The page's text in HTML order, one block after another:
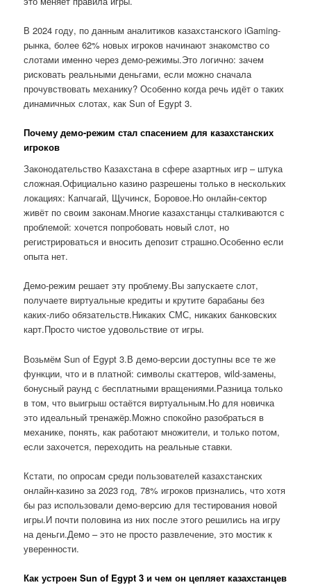
В 2024 году, по данным аналитиков казахстанского iGaming-
рынка, более 62% новых игроков начинают знакомство со
слотами именно через демо-режимы.Это логично: зачем
рисковать реальными деньгами, если можно сначала
прочувствовать механику? Особенно когда речь идёт о таких
динамичных слотах, как Sun of Egypt 3.
Почему демо-режим стал спасением для казахстанских
игроков
Законодательство Казахстана в сфере азартных игр – штука
сложная.Официально казино разрешены только в нескольких
локациях: Капчагай, Щучинск, Боровое.Но онлайн-сектор
живёт по своим законам.Многие казахстанцы сталкиваются с
проблемой: хочется попробовать новый слот, но
регистрироваться и вносить депозит страшно.Особенно если
опыта нет.
Демо-режим решает эту проблему.Вы запускаете слот,
получаете виртуальные кредиты и крутите барабаны без
каких-либо обязательств.Никаких СМС, никаких банковских
карт.Просто чистое удовольствие от игры.
Возьмём Sun of Egypt 3.В демо-версии доступны все те же
функции, что и в платной: символы скаттеров, wild-замены,
бонусный раунд с бесплатными вращениями.Разница только
в том, что выигрыш остаётся виртуальным.Но для новичка
это идеальный тренажёр.Можно спокойно разобраться в
механике, понять, как работают множители, и только потом,
если захочется, переходить на реальные ставки.
Кстати, по опросам среди пользователей казахстанских
онлайн-казино за 2023 год, 78% игроков признались, что хотя
бы раз использовали демо-версию для тестирования новой
игры.И почти половина из них после этого решились на игру
на деньги.Демо – это не просто развлечение, это мостик к
уверенности.
Как устроен Sun of Egypt 3 и чем он цепляет казахстанцев